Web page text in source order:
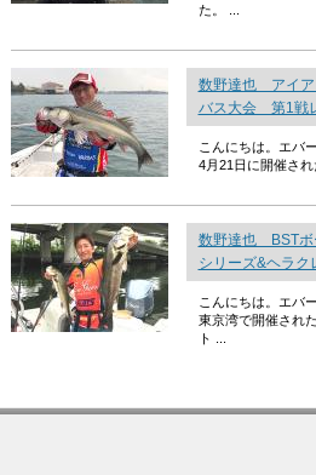
た。 ...
数野達也 アイア
バス大会 第1戦
こんにちは。エバ
4月21日に開催さ
数野達也 BSTボ
シリーズ&ヘラク
こんにちは。エバ
東京湾で開催され
ト ...